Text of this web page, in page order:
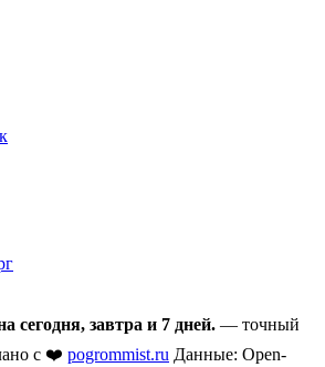
сегодня, завтра и 7 дней. — точный
с ❤️ pogrommist.ru Данные: Open-